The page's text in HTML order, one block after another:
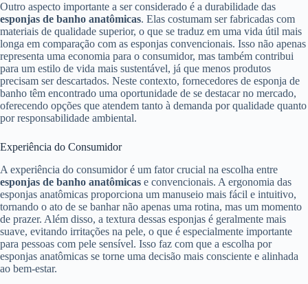
Outro aspecto importante a ser considerado é a durabilidade das
esponjas de banho anatômicas. Elas costumam ser fabricadas com
materiais de qualidade superior, o que se traduz em uma vida útil mais
longa em comparação com as esponjas convencionais. Isso não apenas
representa uma economia para o consumidor, mas também contribui
para um estilo de vida mais sustentável, já que menos produtos
precisam ser descartados. Neste contexto, fornecedores de esponja de
banho têm encontrado uma oportunidade de se destacar no mercado,
oferecendo opções que atendem tanto à demanda por qualidade quanto
por responsabilidade ambiental.
Experiência do Consumidor
A experiência do consumidor é um fator crucial na escolha entre
esponjas de banho anatômicas e convencionais. A ergonomia das
esponjas anatômicas proporciona um manuseio mais fácil e intuitivo,
tornando o ato de se banhar não apenas uma rotina, mas um momento
de prazer. Além disso, a textura dessas esponjas é geralmente mais
suave, evitando irritações na pele, o que é especialmente importante
para pessoas com pele sensível. Isso faz com que a escolha por
esponjas anatômicas se torne uma decisão mais consciente e alinhada
ao bem-estar.